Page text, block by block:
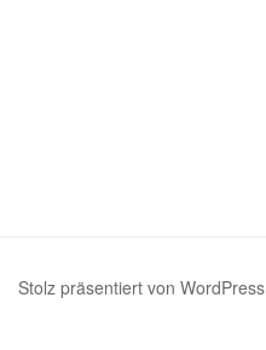
Stolz präsentiert von WordPress